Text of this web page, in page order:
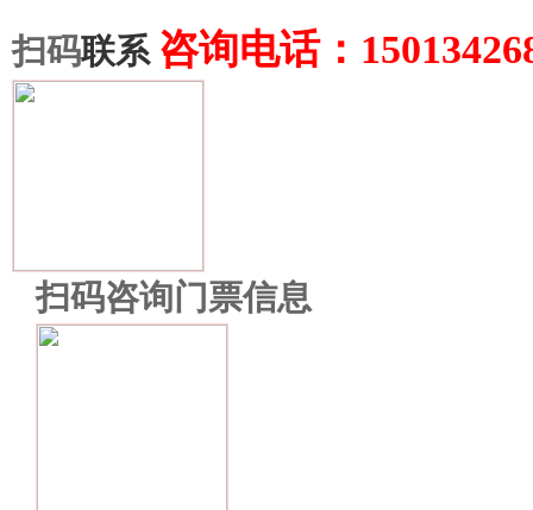
扫码联系 咨询电话：
扫码咨询门票信息